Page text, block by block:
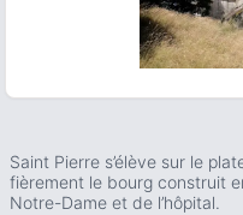
Saint Pierre s’élève sur le
fièrement le bourg construit
Notre-Dame et de l’hôpital.